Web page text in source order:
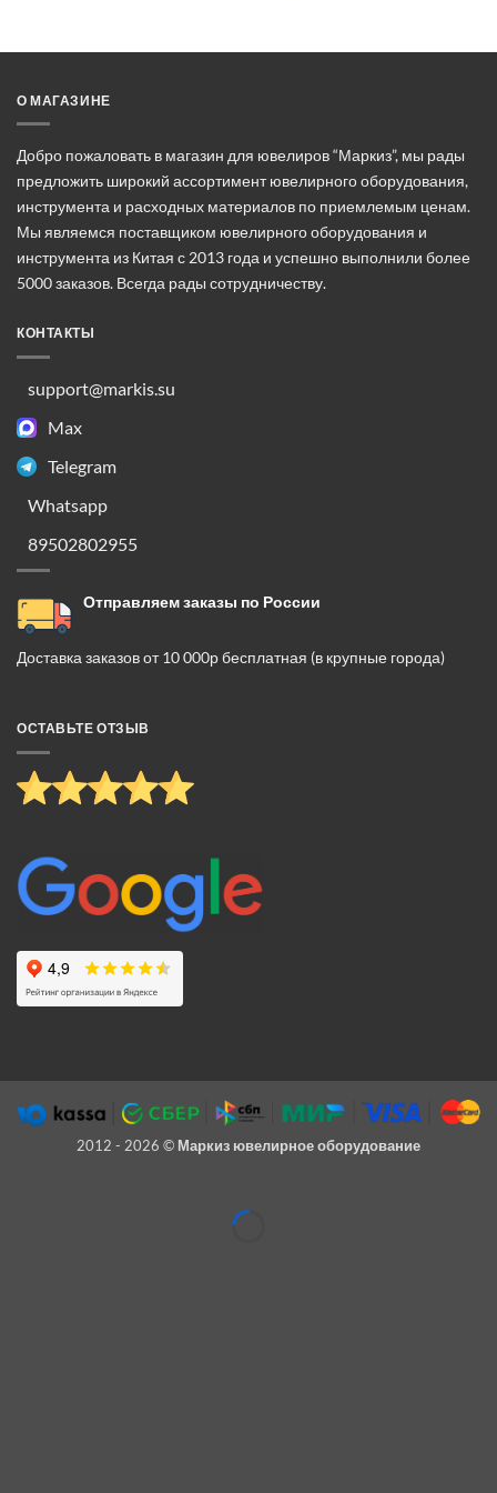
Опции
выбрать
на
товара.
О МАГАЗИНЕ
Добро пожаловать в магазин для ювелиров “Маркиз”, мы рады
предложить широкий ассортимент ювелирного оборудования,
инструмента и расходных материалов по приемлемым ценам.
Мы являемся поставщиком ювелирного оборудования и
инструмента из Китая с 2013 года и успешно выполнили более
5000 заказов. Всегда рады сотрудничеству.
КОНТАКТЫ
support@markis.su
Max
Telegram
Whatsapp
89502802955
Отправляем заказы по России
Доставка заказов от 10 000р бесплатная (в крупные города)
ОСТАВЬТЕ ОТЗЫВ
2012 - 2026 © Маркиз ювелирное оборудование